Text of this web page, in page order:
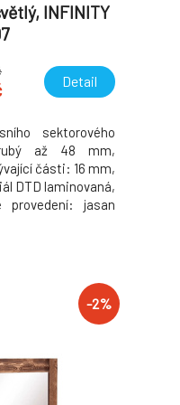
INFINITY
Detail
sektorového
až 48 mm,
části: 16 mm,
DTD laminovaná,
provedení: jasan
-2%